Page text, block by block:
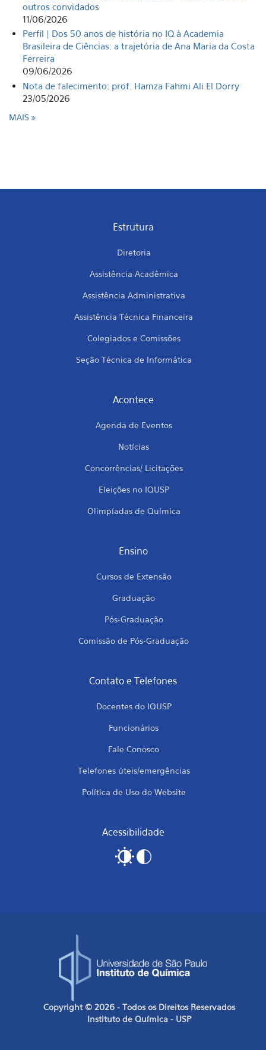
outros convidados
11/06/2026
Perfil | Dos 50 anos de história no IQ à Academia
Brasileira de Ciências: a trajetória de Ana Maria da Costa
Ferreira
09/06/2026
Nota de falecimento: prof. Hamza Fahmi Ali El Dorry
23/05/2026
MAIS
Estrutura
Diretoria
Assistência Acadêmica
Assistência Administrativa
Assistência Técnica Financeira
Colegiados e Comissões
Seção Técnica de Informática
Acontece
Agenda de Eventos
Notícias
Concorrências/ Licitações
Eleições no IQUSP
Olimpíadas de Química
Ensino
Cursos de Extensão
Graduação
Pós-Graduação
Comissão de Pós-Graduação
Contato e Telefones
Docentes do IQUSP
Funcionários
Fale Conosco
Telefones úteis/emergências
Política de Uso do Website
Acessibilidade
Copyright © 2026 - Todos os Direitos Reservados
Instituto de Química - USP